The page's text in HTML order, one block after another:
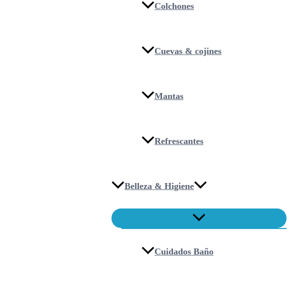
Colchones
Cuevas & cojines
Mantas
Refrescantes
Belleza & Higiene
Cuidados Baño